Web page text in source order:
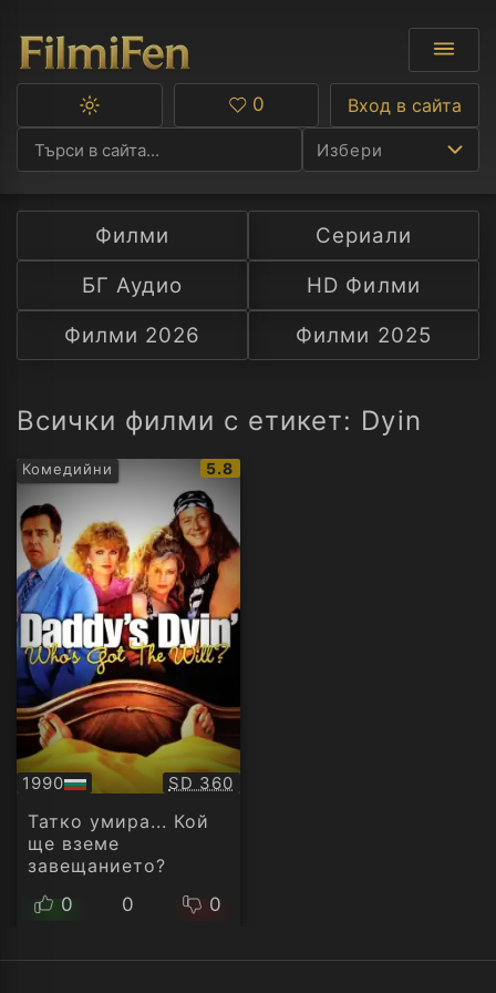
Избери
Ф
С
А
Превключване
тъмна
тема
Любими
0 Вход в сайта
Филми
Сериали
БГ Аудио
HD Филми
Филми 2026
Филми 2025
Всички филми с етикет: Dyin
Комедийни
IMDb
5.8
1990
БГ
аудио
Качество:
SD 360
Татко умира... Кой
ще вземе
завещанието?
0
0 0